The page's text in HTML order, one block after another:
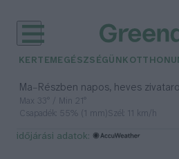
KERTEM EGÉSZSÉGÜNK
Ma– Részben napos, heves
Max 33° / Min 21°
Csapadék: 55% (1 mm)Szél: 11 km/h
időjárási adatok: